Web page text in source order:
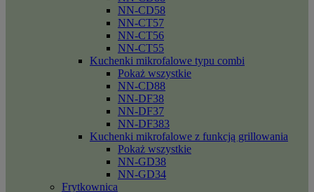
NN-CD58
NN-CT57
NN-CT56
NN-CT55
Kuchenki mikrofalowe typu combi
Pokaż wszystkie
NN-CD88
NN-DF38
NN-DF37
NN-DF383
Kuchenki mikrofalowe z funkcją grillowania
Pokaż wszystkie
NN-GD38
NN-GD34
Frytkownica